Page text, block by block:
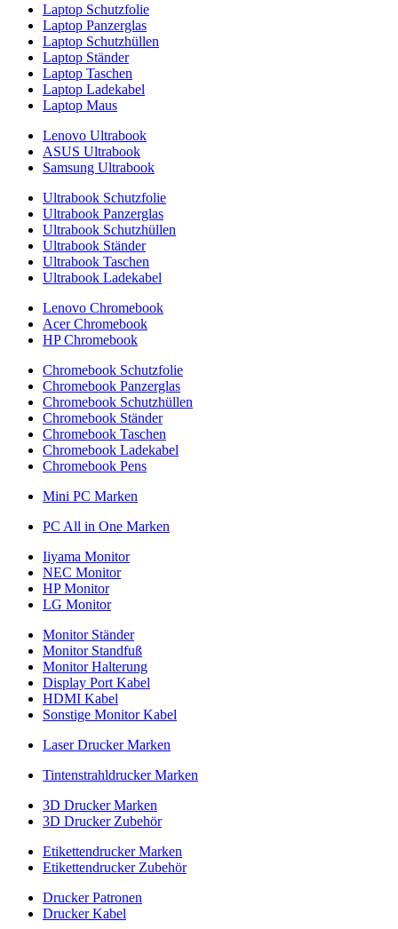
Laptop Schutzfolie
Laptop Panzerglas
Laptop Schutzhüllen
Laptop Ständer
Laptop Taschen
Laptop Ladekabel
Laptop Maus
Lenovo Ultrabook
ASUS Ultrabook
Samsung Ultrabook
Ultrabook Schutzfolie
Ultrabook Panzerglas
Ultrabook Schutzhüllen
Ultrabook Ständer
Ultrabook Taschen
Ultrabook Ladekabel
Lenovo Chromebook
Acer Chromebook
HP Chromebook
Chromebook Schutzfolie
Chromebook Panzerglas
Chromebook Schutzhüllen
Chromebook Ständer
Chromebook Taschen
Chromebook Ladekabel
Chromebook Pens
Mini PC Marken
PC All in One Marken
Iiyama Monitor
NEC Monitor
HP Monitor
LG Monitor
Monitor Ständer
Monitor Standfuß
Monitor Halterung
Display Port Kabel
HDMI Kabel
Sonstige Monitor Kabel
Laser Drucker Marken
Tintenstrahldrucker Marken
3D Drucker Marken
3D Drucker Zubehör
Etikettendrucker Marken
Etikettendrucker Zubehör
Drucker Patronen
Drucker Kabel